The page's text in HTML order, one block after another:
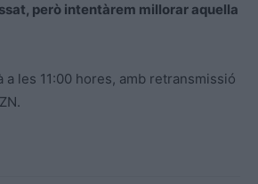
però intentàrem millorar aquella
a les 11:00 hores, amb retransmissió